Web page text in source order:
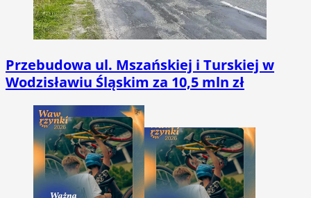
Przebudowa ul. Mszańskiej i Turskiej w
Wodzisławiu Śląskim za 10,5 mln zł